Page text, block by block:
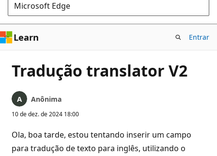
Microsoft Edge
Learn Entrar
Tradução translator V2
Anônima
10 de dez. de 2024 18:00
Ola, boa tarde, estou tentando inserir um campo
para tradução de texto para inglês, utilizando o